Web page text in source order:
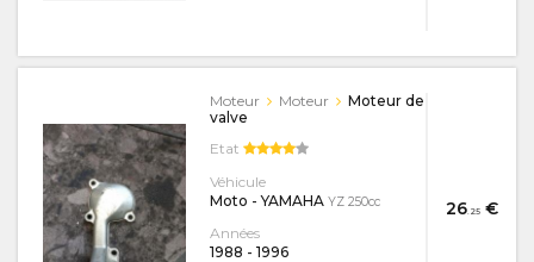
26.25€
Moteur Moteur
Moteur de
valve
Etat
Véhicule
Moto - YAMAHA YZ 250cc
Années
1988 - 1996